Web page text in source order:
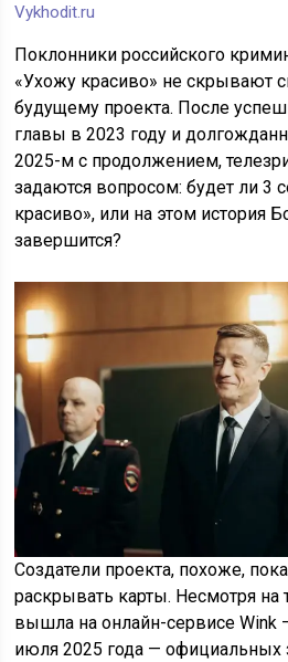
Vykhodit.ru
Поклонники российского
«Ухожу красиво» не скрывают
будущему проекта. После
главы в 2023 году и
2025-м с продолжением,
задаются вопросом: будет ли 3
красиво», или на этом история
завершится?
Создатели проекта, похоже,
раскрывать карты. Несмотря на
вышла на онлайн-сервисе Wink
июля 2025 года — официальных